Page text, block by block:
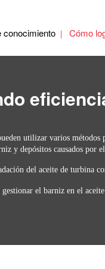
conocimiento Cómo
utilizar varios métodos
y depósitos causados por
del aceite de turbina
gestionar el barniz en el